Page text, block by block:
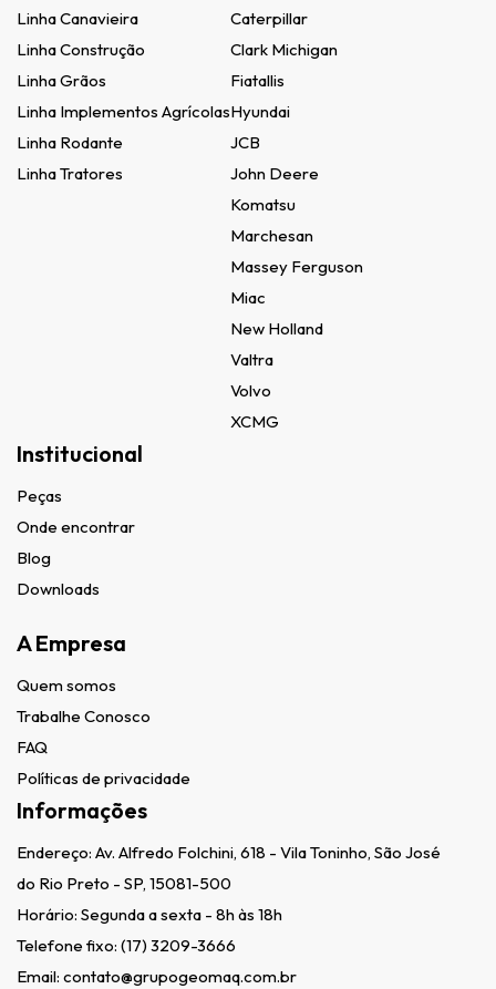
Linha Canavieira
Linha Construção
Linha Grãos
Linha Implementos Agrícolas
Linha Rodante
Linha Tratores
Caterpillar
Clark Michigan
Fiatallis
Hyundai
JCB
John Deere
Komatsu
Marchesan
Massey Ferguson
Miac
New Holland
Valtra
Volvo
XCMG
Institucional
Peças
Onde encontrar
Blog
Downloads
A Empresa
Quem somos
Trabalhe Conosco
FAQ
Políticas de privacidade
Informações
Endereço: Av. Alfredo Folchini, 618 - Vila Toninho, São José
do Rio Preto - SP, 15081-500
Horário: Segunda a sexta - 8h às 18h
Telefone fixo: (17) 3209-3666
Email: contato@grupogeomaq.com.br